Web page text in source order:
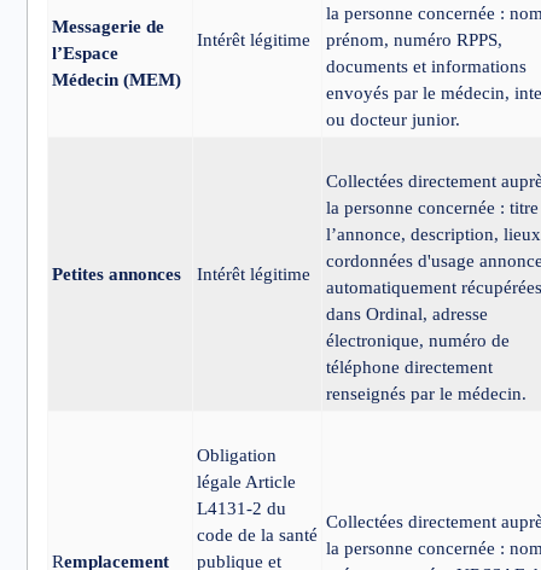
Messagerie de
l’Espace
Médecin (MEM)
Intérêt légitime
la personne concernée :
prénom, numéro RPPS,
documents et informations
envoyés par le médecin,
ou docteur junior.
Petites annonces Intérêt légitime
Collectées directement
la personne concernée :
l’annonce, description,
cordonnées d'usage
automatiquement
dans Ordinal, adresse
électronique, numéro de
téléphone directement
renseignés par le médecin.
Remplacement
Obligation
légale Article
L4131-2 du
code de la santé
publique et
Collectées directement
la personne concernée :